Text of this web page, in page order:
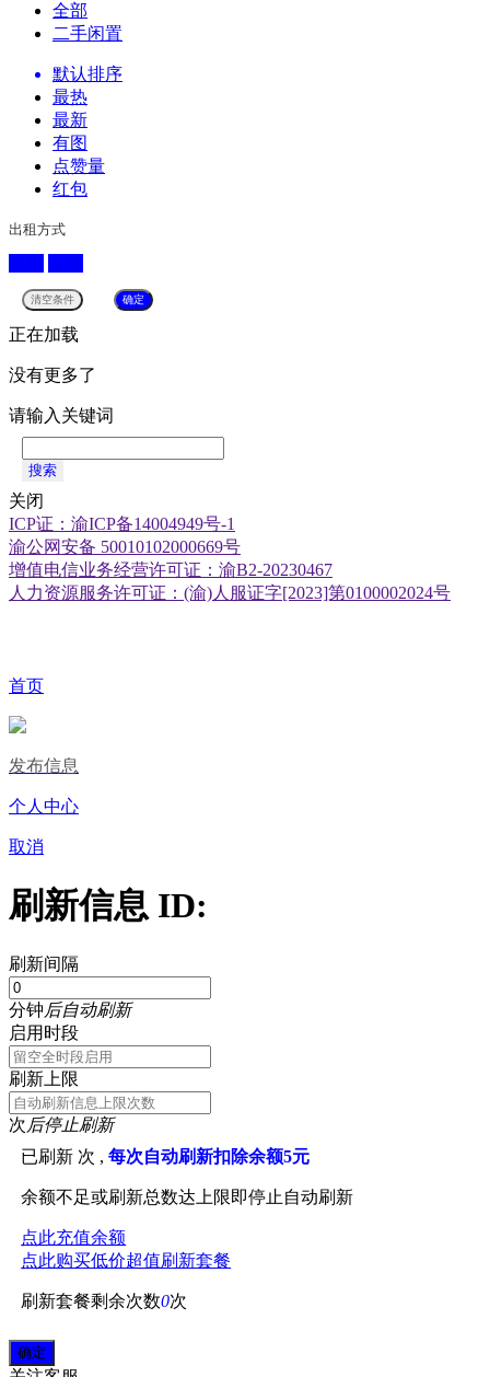
全部
二手闲置
默认排序
最热
最新
有图
点赞量
红包
出租方式
正在加载
没有更多了
请输入关键词
搜索
关闭
ICP证：渝ICP备14004949号-1
渝公网安备 50010102000669号
增值电信业务经营许可证：渝B2-20230467
人力资源服务许可证：(渝)人服证字[2023]第0100002024号
首页
发布信息
个人中心
取消
刷新信息 ID:
刷新间隔
分钟后自动刷新
启用时段
刷新上限
次后停止刷新
已刷新 次 ,每次自动刷新扣除余额5元
余额不足或刷新总数达上限即停止自动刷新
点此充值余额
点此购买低价超值刷新套餐
刷新套餐剩余次数0次